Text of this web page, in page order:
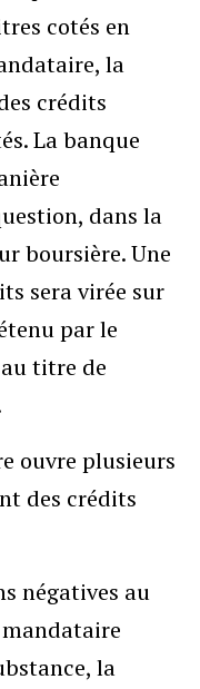
cotés en
la
crédits
La banque
dans la
boursière. Une
sera virée sur
par le
titre de
ouvre plusieurs
des crédits
négatives au
la